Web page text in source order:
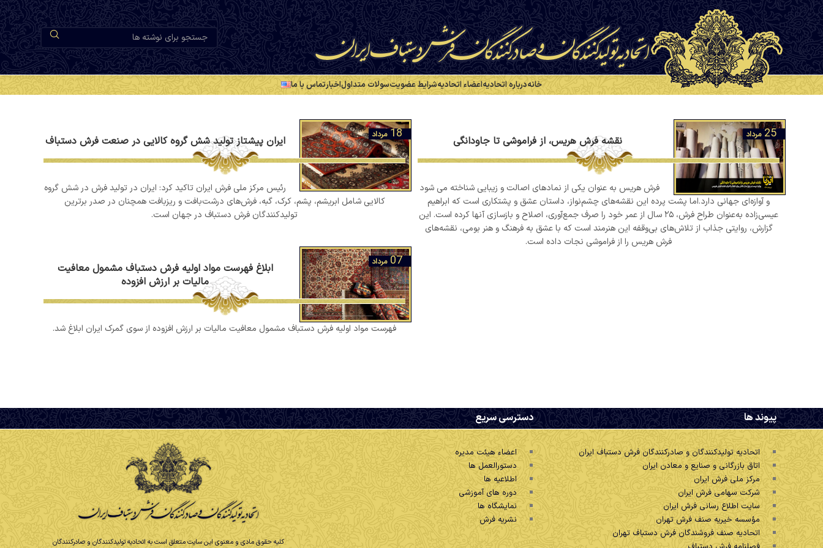
خانهدرباره اتحادیهاعضاء اتحادیهشرایط عضویتسولات متداولاخبارتماس با ما
25 مرداد نقشه فرش هریس، از فراموشی تا جاودانگی
فرش هریس به عنوان یکی از نمادهای اصالت و زیبایی شناخته می شود
و آوازه‌ای جهانی دارد.اما پشت پرده این نقشه‌های چشم‌نواز، داستان عشق و پشتکاری است که ابراهیم
عیسی‌زاده به‌عنوان طراح فرش، ۲۵ سال از عمر خود را صرف جمع‌آوری، اصلاح و بازسازی آنها کرده است. این
گزارش، روایتی جذاب از تلاش‌های بی‌وقفه این هنرمند است که با عشق به فرهنگ و هنر بومی، نقشه‌های
فرش هریس را از فراموشی نجات داده است.
18 مرداد ایران پیشتاز تولید شش گروه کالایی در صنعت فرش دستباف
رئیس مرکز ملی فرش ایران تاکید کرد: ایران در تولید فرش در شش گروه
کالایی شامل ابریشم، پشم، کرک، گبه، فرش‌های درشت‌بافت و ریزبافت همچنان در صدر برترین
تولیدکنندگان فرش دستباف در جهان است.
07 مرداد
ابلاغ فهرست مواد اولیه فرش دستباف مشمول معافیت
مالیات بر ارزش افزوده
فهرست مواد اولیه فرش دستباف مشمول معافیت مالیات بر ارزش افزوده از سوی گمرک ایران ابلاغ شد.
.پیوند ها
اتحادیه تولیدکنندگان و صادرکنندگان فرش دستباف ایران
اتاق بازرگانی و صنایع و معادن ایران
مرکز ملی فرش ایران
شرکت سهامی فرش ایران
سایت اطلاع رسانی فرش ایران
مؤسسه خیریه صنف فرش تهران
اتحادیه صنف فروشندگان فرش دستباف تهران
دسترسی سریع
اعضاء هیئت مدیره
دستورالعمل ها
اطلاعیه ها
دوره های آموزشی
نمایشگاه ها
نشریه فرش
کلیه حقوق مادی و معنوی این سایت متعلق است به اتحادیه تولیدکنندگان و صادرکنندگان